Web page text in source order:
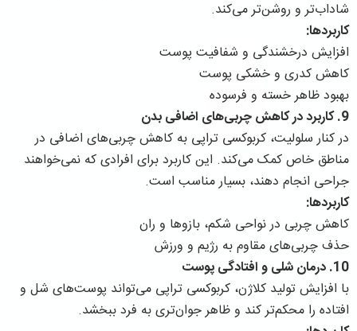
شاداب‌تر و روشن‌تر می‌کند.
کاربردها:
افزایش درخشندگی و شفافیت پوست
کاهش کدری و خشکی پوست
بهبود ظاهر خسته و فرسوده
9. کاربرد در کاهش چربی‌های اضافی بدن
در کنار سلولیت، کربوکسی تراپی به کاهش چربی‌های اضافی در
مناطق خاص کمک می‌کند. این کاربرد برای افرادی که نمی‌خواهند
جراحی انجام دهند، بسیار مناسب است.
کاربردها:
کاهش چربی در نواحی شکم، بازوها و ران
حذف چربی‌های مقاوم به رژیم و ورزش
10. درمان شلی و افتادگی پوست
با افزایش تولید کلاژن، کربوکسی تراپی می‌تواند پوست‌های شل و
افتاده را محکم‌تر کند و ظاهر جوان‌تری به فرد ببخشد.